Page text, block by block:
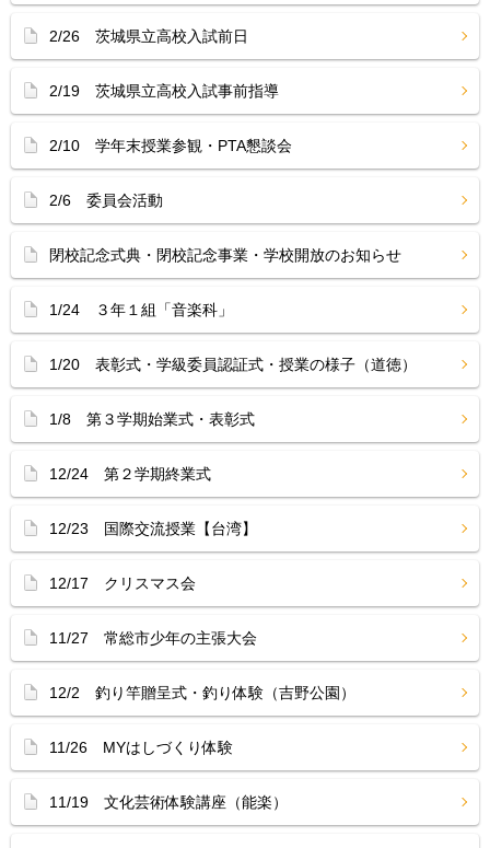
2/26 茨城県立高校入試前日
2/19 茨城県立高校入試事前指導
2/10 学年末授業参観・PTA懇談会
2/6 委員会活動
閉校記念式典・閉校記念事業・学校開放のお知らせ
1/24 ３年１組「音楽科」
1/20 表彰式・学級委員認証式・授業の様子（道徳）
1/8 第３学期始業式・表彰式
12/24 第２学期終業式
12/23 国際交流授業【台湾】
12/17 クリスマス会
11/27 常総市少年の主張大会
12/2 釣り竿贈呈式・釣り体験（吉野公園）
11/26 MYはしづくり体験
11/19 文化芸術体験講座（能楽）